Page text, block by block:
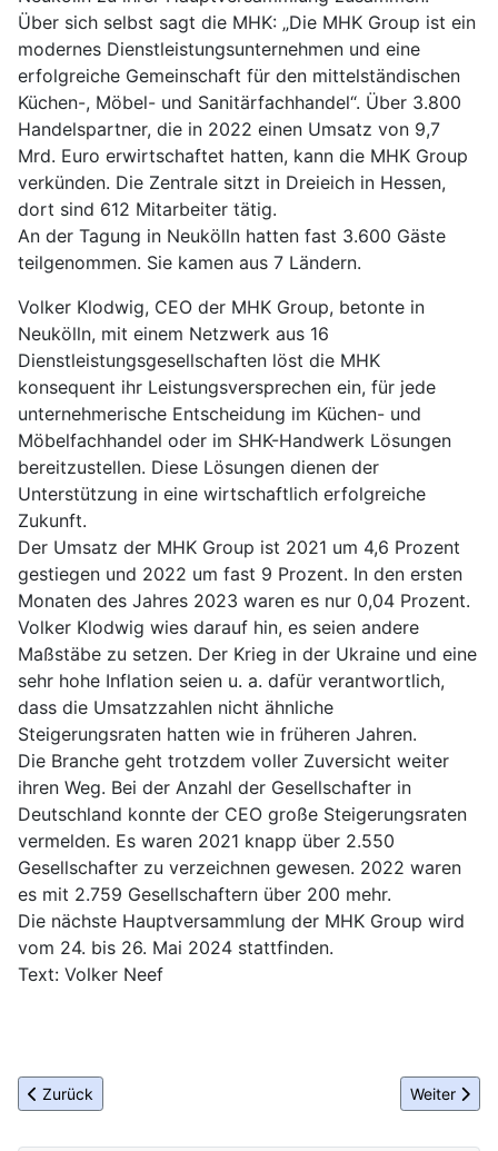
Über sich selbst sagt die MHK: „Die MHK Group ist ein
modernes Dienstleistungsunternehmen und eine
erfolgreiche Gemeinschaft für den mittelständischen
Küchen-, Möbel- und Sanitärfachhandel“. Über 3.800
Handelspartner, die in 2022 einen Umsatz von 9,7
Mrd. Euro erwirtschaftet hatten, kann die MHK Group
verkünden. Die Zentrale sitzt in Dreieich in Hessen,
dort sind 612 Mitarbeiter tätig.
An der Tagung in Neukölln hatten fast 3.600 Gäste
teilgenommen. Sie kamen aus 7 Ländern.
Volker Klodwig, CEO der MHK Group, betonte in
Neukölln, mit einem Netzwerk aus 16
Dienstleistungsgesellschaften löst die MHK
konsequent ihr Leistungsversprechen ein, für jede
unternehmerische Entscheidung im Küchen- und
Möbelfachhandel oder im SHK-Handwerk Lösungen
bereitzustellen. Diese Lösungen dienen der
Unterstützung in eine wirtschaftlich erfolgreiche
Zukunft.
Der Umsatz der MHK Group ist 2021 um 4,6 Prozent
gestiegen und 2022 um fast 9 Prozent. In den ersten
Monaten des Jahres 2023 waren es nur 0,04 Prozent.
Volker Klodwig wies darauf hin, es seien andere
Maßstäbe zu setzen. Der Krieg in der Ukraine und eine
sehr hohe Inflation seien u. a. dafür verantwortlich,
dass die Umsatzzahlen nicht ähnliche
Steigerungsraten hatten wie in früheren Jahren.
Die Branche geht trotzdem voller Zuversicht weiter
ihren Weg. Bei der Anzahl der Gesellschafter in
Deutschland konnte der CEO große Steigerungsraten
vermelden. Es waren 2021 knapp über 2.550
Gesellschafter zu verzeichnen gewesen. 2022 waren
es mit 2.759 Gesellschaftern über 200 mehr.
Die nächste Hauptversammlung der MHK Group wird
vom 24. bis 26. Mai 2024 stattfinden.
Text: Volker Neef
Vorheriger Beitrag: Sommerempfang 2023 der Berliner
Zurück Nächster
Weiter